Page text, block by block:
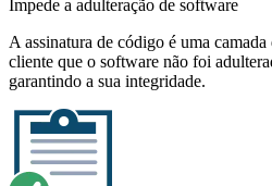
Impede a adulteração de software
A assinatura de código é uma
cliente que o software não foi
garantindo a sua integridade.